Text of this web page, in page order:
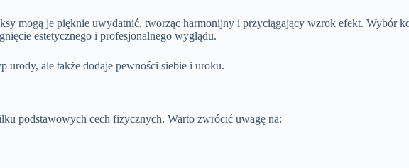
mogą je pięknie uwydatnić, tworząc harmonijny i przyciągający wzrok efekt. Wybór
estetycznego i profesjonalnego wyglądu.
urody, ale także dodaje pewności siebie i uroku.
podstawowych cech fizycznych. Warto zwrócić uwagę na: